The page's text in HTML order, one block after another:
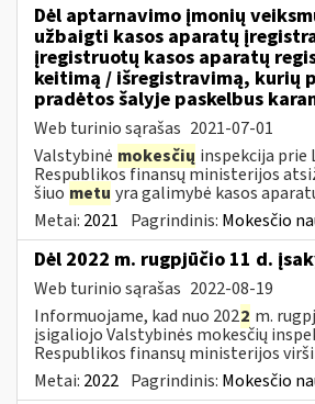
Dėl aptarnavimo įmonių
užbaigti kasos aparatų
įregistruotų kasos aparatų
keitimą / išregistravimą, kurių
pradėtos šalyje paskelbus
Web turinio sąrašas 2021-07-01
Valstybinė mokesčių inspekcija prie
Respublikos finansų ministerijos
šiuo metu yra galimybė kasos
Metai: 2021 Pagrindinis: Mokesčio
Dėl 2022 m. rugpjūčio 11 d.
Web turinio sąrašas 2022-08-19
Informuojame, kad nuo 2022 m.
įsigaliojo Valstybinės mokesčių
Respublikos finansų ministerijos
Metai: 2022 Pagrindinis: Mokesčio